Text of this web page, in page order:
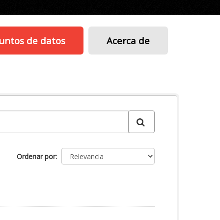
de datos Acerca de
Ordenar por